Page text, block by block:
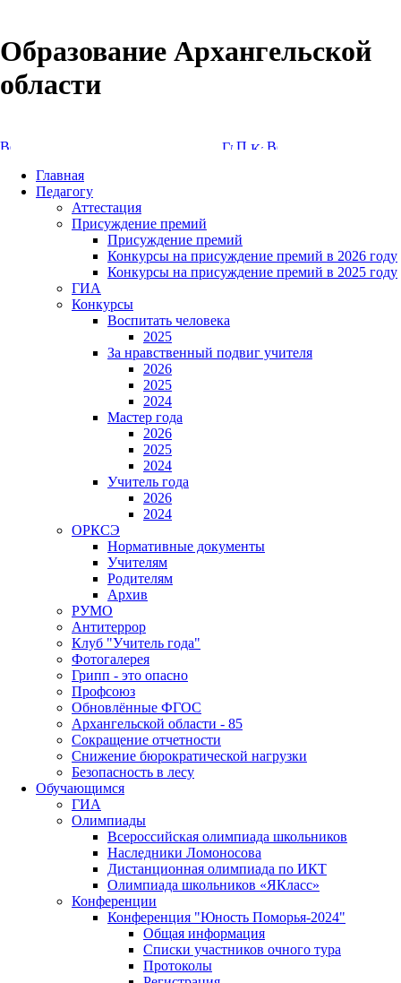
Образование Архангельской
области
Главная
Педагогу
Аттестация
Присуждение премий
Присуждение премий
Конкурсы на присуждение премий в 2026 году
Конкурсы на присуждение премий в 2025 году
ГИА
Конкурсы
Воспитать человека
2025
За нравственный подвиг учителя
2026
2025
2024
Мастер года
2026
2025
2024
Учитель года
2026
2024
ОРКСЭ
Нормативные документы
Учителям
Родителям
Архив
РУМО
Антитеррор
Клуб "Учитель года"
Фотогалерея
Грипп - это опасно
Профсоюз
Обновлённые ФГОС
Архангельской области - 85
Сокращение отчетности
Снижение бюрократической нагрузки
Безопасность в лесу
Обучающимся
ГИА
Олимпиады
Всероссийская олимпиада школьников
Наследники Ломоносова
Дистанционная олимпиада по ИКТ
Олимпиада школьников «ЯКласс»
Конференции
Конференция "Юность Поморья-2024"
Общая информация
Списки участников очного тура
Протоколы